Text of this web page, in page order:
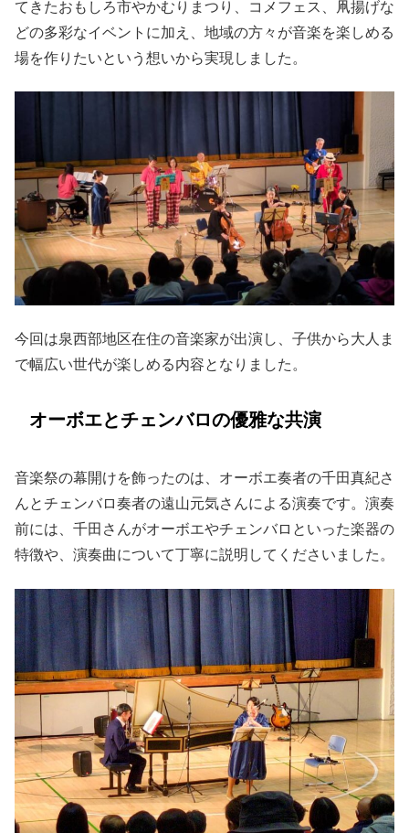
てきたおもしろ市やかむりまつり、コメフェス、凧揚げな
どの多彩なイベントに加え、地域の方々が音楽を楽しめる
場を作りたいという想いから実現しました。
今回は泉西部地区在住の音楽家が出演し、子供から大人ま
で幅広い世代が楽しめる内容となりました。
オーボエとチェンバロの優雅な共演
音楽祭の幕開けを飾ったのは、オーボエ奏者の千田真紀さ
んとチェンバロ奏者の遠山元気さんによる演奏です。演奏
前には、千田さんがオーボエやチェンバロといった楽器の
特徴や、演奏曲について丁寧に説明してくださいました。